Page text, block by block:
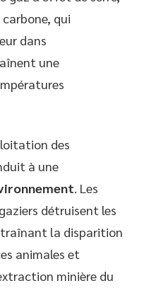
qui
dans
une
des
à une
. Les
détruisent les
la disparition
animales et
minière du